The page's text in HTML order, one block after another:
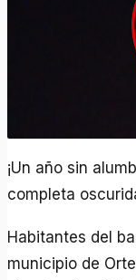
¡Un año sin
completa
Habitantes del
municipio de